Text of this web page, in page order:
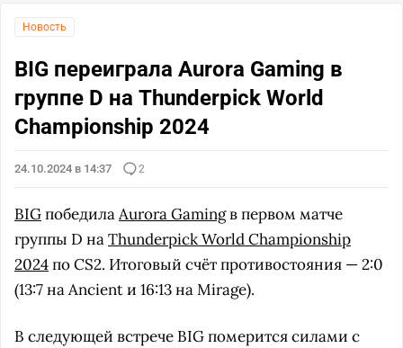
Новость
BIG переиграла Aurora Gaming в
группе D на Thunderpick World
Championship 2024
24.10.2024 в 14:37 2
BIGпобедилаAurora Gamingв первом матче
группы D наThunderpick World Championship
2024по CS2. Итоговый счёт противостояния — 2:0
(13:7 на Ancient и 16:13 на Mirage).
В следующей встрече BIG померится силами с